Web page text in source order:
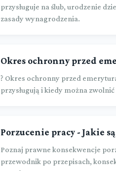
przysługuje na ślub, urodzenie
zasady wynagrodzenia.
Okres ochronny przed
? Okres ochronny przed
przysługują i kiedy można
Porzucenie pracy - Jakie
Poznaj prawne konsekwencje
przewodnik po przepisach,